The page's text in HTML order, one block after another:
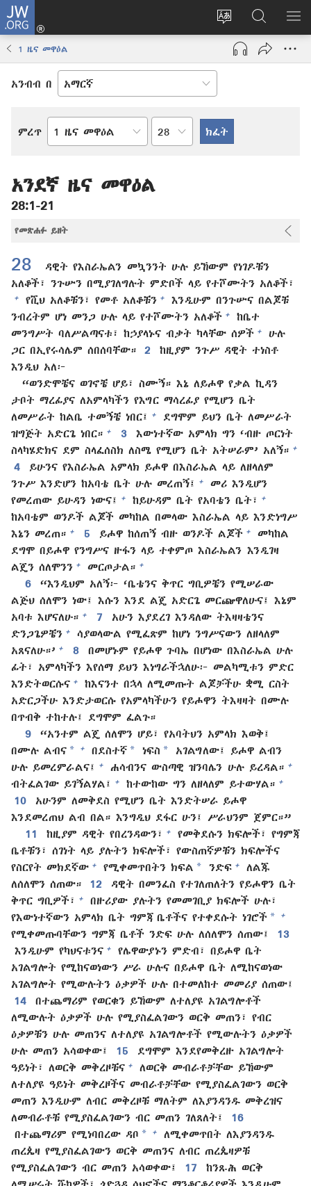
JW.ORG
የድረ
ገጹን
ቋንቋ
ግባ
(አዲስ
ዊንዶው
JW.ORG
ላይ
መፈለጊያ
1 ዜና መዋዕል
አንብብ በ
ምረጥ
የመጽሐፍ
መጽሐፍ
በምዕራፍ
አንደኛ ዜና መዋዕል
28:1-21
የመጽሐፉ ይዘት
28
ዳዊት የእስራኤልን መኳንንት ሁሉ ይኸውም የነገዶቹን
አለቆች፣ ንጉሡን በሚያገለግሉት ምድቦች ላይ የተሾሙትን አለቆች፣
+ የሺህ አለቆቹን፣ የመቶ አለቆቹን +
እንዲሁም በንጉሡና በልጆቹ
ንብረትም ሆነ መንጋ ሁሉ ላይ የተሾሙትን አለቆች +
ከቤተ
መንግሥት ባለሥልጣናቱ፣ ከኃያላኑና ብቃት ካላቸው ሰዎች +
ሁሉ
ጋር በኢየሩሳሌም ሰበሰባቸው።
2
ከዚያም ንጉሥ ዳዊት ተነስቶ
እንዲህ አለ፦
“ወንድሞቼና ወገኖቼ ሆይ፣ ስሙኝ። እኔ ለይሖዋ የቃል ኪዳን
ታቦት ማረፊያና ለአምላካችን የእግር ማሳረፊያ የሚሆን ቤት
ለመሥራት ከልቤ ተመኝቼ ነበር፤
+
ደግሞም ይህን ቤት ለመሥራት
ዝግጅት አድርጌ ነበር። + 3
እውነተኛው አምላክ ግን ‘ብዙ ጦርነት
ስላካሄድክና ደም ስላፈሰስክ ለስሜ የሚሆን ቤት አትሠራም’ አለኝ። +
4
ይሁንና የእስራኤል አምላክ ይሖዋ በእስራኤል ላይ ለዘላለም
ንጉሥ እንድሆን ከአባቴ ቤት ሁሉ መረጠኝ፤
+
መሪ እንዲሆን
የመረጠው ይሁዳን ነውና፤
+ ከይሁዳም ቤት የአባቴን ቤት፣ +
ከአባቴም ወንዶች ልጆች መካከል በመላው እስራኤል ላይ እንድነግሥ
እኔን መረጠ። + 5 ይሖዋ ከሰጠኝ ብዙ ወንዶች ልጆች +
መካከል
ደግሞ በይሖዋ የንግሥና ዙፋን ላይ ተቀምጦ እስራኤልን እንዲገዛ
ልጄን ሰለሞንን + መርጦታል። +
6
“እንዲህም አለኝ፦ ‘ቤቴንና ቅጥር ግቢዎቼን የሚሠራው
ልጅህ ሰለሞን ነው፤ እሱን እንደ ልጄ አድርጌ መርጬዋለሁና፤ እኔም
አባቱ እሆናለሁ። + 7
አሁን እያደረገ እንዳለው ትእዛዛቴንና
ድንጋጌዎቼን +
ሳያወላውል የሚፈጽም ከሆነ ንግሥናውን ለዘላለም
አጸናለሁ።’ + 8
በመሆኑም የይሖዋ ጉባኤ በሆነው በእስራኤል ሁሉ
ፊት፣ አምላካችን እየሰማ ይህን እነግራችኋለሁ፦ መልካሚቱን ምድር
እንድትወርሱና +
ከእናንተ በኋላ ለሚመጡት ልጆቻችሁ ቋሚ ርስት
አድርጋችሁ እንድታወርሱ የአምላካችሁን የይሖዋን ትእዛዛት በሙሉ
በጥብቅ ተከተሉ፤ ደግሞም ፈልጉ።
9
“አንተም ልጄ ሰለሞን ሆይ፣ የአባትህን አምላክ እወቅ፤
በሙሉ ልብና * + በደስተኛ * ነፍስ *
አገልግለው፤ ይሖዋ ልብን
ሁሉ ይመረምራልና፤
+ ሐሳብንና ውስጣዊ ዝንባሌን ሁሉ ይረዳል። +
ብትፈልገው ይገኝልሃል፤ + ከተውከው ግን ለዘላለም ይተውሃል። +
10
አሁንም ለመቅደስ የሚሆን ቤት እንድትሠራ ይሖዋ
እንደመረጠህ ልብ በል። እንግዲህ ደፋር ሁን፤ ሥራህንም ጀምር።”
11
ከዚያም ዳዊት የበረንዳውን፣ +
የመቅደሱን ክፍሎች፣ የግምጃ
ቤቶቹን፣ ሰገነት ላይ ያሉትን ክፍሎች፣ የውስጠኛዎቹን ክፍሎችና
የስርየት መክደኛው + የሚቀመጥበትን ክፍል * ንድፍ +
ለልጁ
ለሰለሞን ሰጠው።
12
ዳዊት በመንፈስ የተገለጠለትን የይሖዋን ቤት
ቅጥር ግቢዎች፣
+
በዙሪያው ያሉትን የመመገቢያ ክፍሎች ሁሉ፣
የእውነተኛውን አምላክ ቤት ግምጃ ቤቶችና የተቀደሱት ነገሮች * +
የሚቀመጡባቸውን ግምጃ ቤቶች ንድፍ ሁሉ ለሰለሞን ሰጠው፤
13
እንዲሁም የካህናቱንና +
የሌዋውያኑን ምድብ፣ በይሖዋ ቤት
አገልግሎት የሚከናወነውን ሥራ ሁሉና በይሖዋ ቤት ለሚከናወነው
አገልግሎት የሚውሉትን ዕቃዎች ሁሉ በተመለከተ መመሪያ ሰጠው፤
14
በተጨማሪም የወርቁን ይኸውም ለተለያዩ አገልግሎቶች
ለሚውሉት ዕቃዎች ሁሉ የሚያስፈልገውን ወርቅ መጠን፣ የብር
ዕቃዎቹን ሁሉ መጠንና ለተለያዩ አገልግሎቶች የሚውሉትን ዕቃዎች
ሁሉ መጠን አሳወቀው፤
15
ደግሞም እንደየመቅረዙ አገልግሎት
ዓይነት፣ ለወርቅ መቅረዞቹና +
ለወርቅ መብራቶቻቸው ይኸውም
ለተለያዩ ዓይነት መቅረዞችና መብራቶቻቸው የሚያስፈልገውን ወርቅ
መጠን እንዲሁም ለብር መቅረዞቹ ማለትም ለእያንዳንዱ መቅረዝና
ለመብራቶቹ የሚያስፈልገውን ብር መጠን ገለጸለት፤
16
በተጨማሪም የሚነባበረው ዳቦ * +
ለሚቀመጥበት ለእያንዳንዱ
ጠረጴዛ የሚያስፈልገውን ወርቅ መጠንና ለብር ጠረጴዛዎቹ
የሚያስፈልገውን ብር መጠን አሳወቀው፤
17
ከንጹሕ ወርቅ